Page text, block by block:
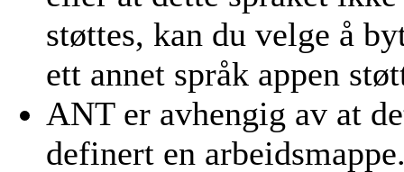
støttes, kan du velge å
ett annet språk appen
ANT er avhengig av at
definert en